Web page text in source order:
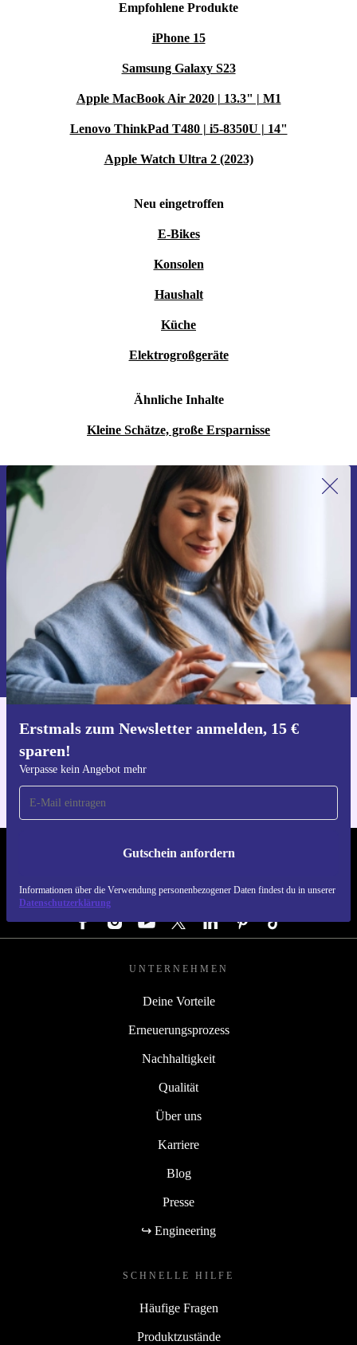
Empfohlene Produkte
iPhone 15
Samsung Galaxy S23
Apple MacBook Air 2020 | 13.3" | M1
Lenovo ThinkPad T480 | i5-8350U | 14"
Apple Watch Ultra 2 (2023)
Neu eingetroffen
E-Bikes
Konsolen
Haushalt
Küche
Elektrogroßgeräte
Ähnliche Inhalte
Kleine Schätze, große Ersparnisse
Erstmals zum Newsletter anmelden, 15 €
sparen!
Verpasse kein Angebot mehr
Gutschein anfordern
Informationen über die Verwendung personenbezogener Daten findest du in unserer
Datenschutzerklärung
Erstmals zum Newsletter anmelden,
15 € sparen!
Verpasse kein Angebot mehr.
Gutschein anfordern
Informationen über die Verwendung personenbezogener Daten findest
du in unserer
Datenschutzerklärung.
Hol dir die refurbed-App
REFURBED DEUTSCHLAND - RETHINK NEW.
FOLGE UNS
UNTERNEHMEN
Deine Vorteile
Erneuerungsprozess
Nachhaltigkeit
Qualität
Über uns
Karriere
Blog
Presse
↪ Engineering
SCHNELLE HILFE
Häufige Fragen
Produktzustände